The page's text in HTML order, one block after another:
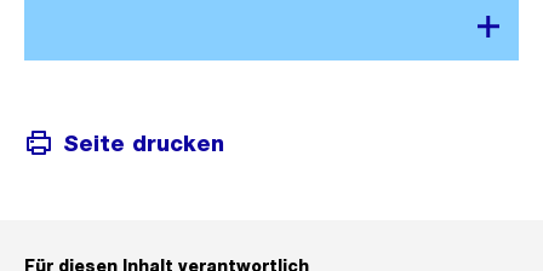
Seite drucken
Für diesen Inhalt verantwortlich